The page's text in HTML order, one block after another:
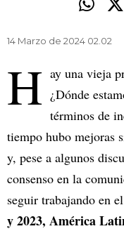
14 Marzo de 2024 02.02
H ay una vieja
¿Dónde
términos de
tiempo hubo mejoras
y, pese a algunos
consenso en la
seguir trabajando en
y 2023, América